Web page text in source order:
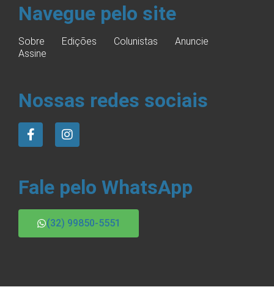
Navegue pelo site
Sobre Edições Colunistas
Anuncie
Assine
Nossas redes sociais
Fale pelo WhatsApp
(32) 99850-5551